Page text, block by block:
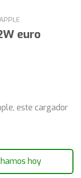
euro
este cargador
hoy